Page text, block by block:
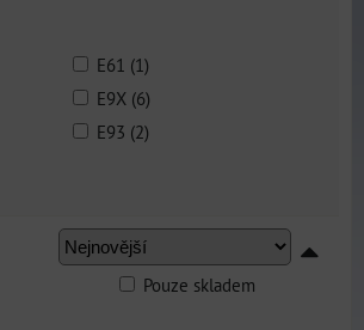
E61 (1)
E9X (6)
E93 (2)
Pouze skladem